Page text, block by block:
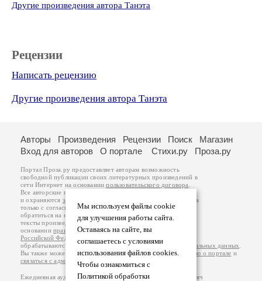
Другие произведения автора Танэта
Рецензии
Написать рецензию
Другие произведения автора Танэта
Мы используем файлы cookie
для улучшения работы сайта.
Оставаясь на сайте, вы
соглашаетесь с условиями
использования файлов cookies.
Чтобы ознакомиться с
Политикой обработки
Авторы Произведения Рецензии Поиск
Магазин
Вход для авторов
О портале Стихи.ру Проза.ру
Портал Проза.ру предоставляет авторам возможность
свободной публикации своих литературных произведений в
сети Интернет на основаниипользовательского договора
Все авторские права на произведения принадлежат авторам
и охраняются законом
. Перепечатка произведений возможна
только с согласия его автора, к которому вы можете
обратиться на его авторской странице. Ответственность за
тексты произведений авторы несут самостоятельно на
основанииправил публикацииизаконодательства
Российской Федерации
обрабатываются на основанииПолитики обработки персональных данных
Вы также можете посмотреть более подробнуюинформацию о портале и
связаться с администрацией
Ежедневная аудитория портала Проза.ру – порядка 100 тысяч